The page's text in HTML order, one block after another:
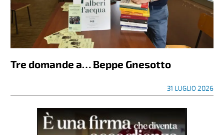
Tre domande a… Beppe Gnesotto
31 LUGLIO 2026